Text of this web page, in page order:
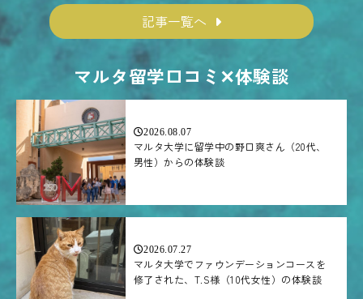
記事一覧へ
マルタ留学口コミ✕体験談
2026.08.07
マルタ大学に留学中の野口爽さん（20代、
男性）からの体験談
2026.07.27
マルタ大学でファウンデーションコースを
修了された、T.S様（10代女性）の体験談